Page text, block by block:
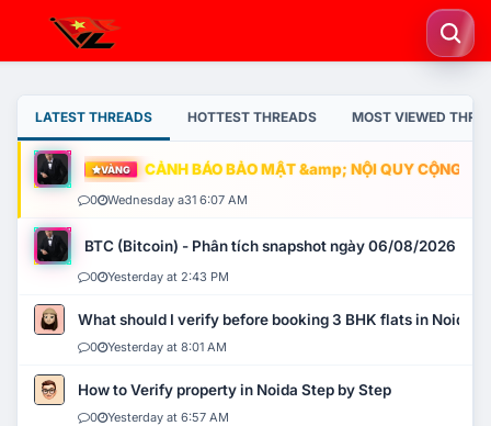
LATEST THREADS HOTTEST THREADS MOST VIEWED
VÀNG CẢNH BÁO BẢO MẬT &amp; NỘI QUY CỘNG
0 Wednesday a31 6:07 AM
BTC (Bitcoin) - Phân tích snapshot ngày 06/08/2026
0 Yesterday at 2:43 PM
What should I verify before booking 3 BHK flats in Noida?
0 Yesterday at 8:01 AM
How to Verify property in Noida Step by Step
0 Yesterday at 6:57 AM